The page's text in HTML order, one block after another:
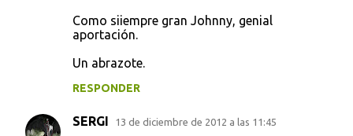
Como siiempre gran Johnny, genial
aportación.
Un abrazote.
RESPONDER
SERGI 13 de diciembre de 2012 a las 11:45